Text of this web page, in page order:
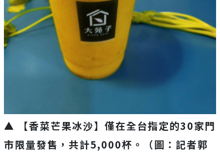
▲ 【香菜芒果冰沙】僅在全台指定的30家門
市限量發售，共計5,000杯。（圖：記者郭